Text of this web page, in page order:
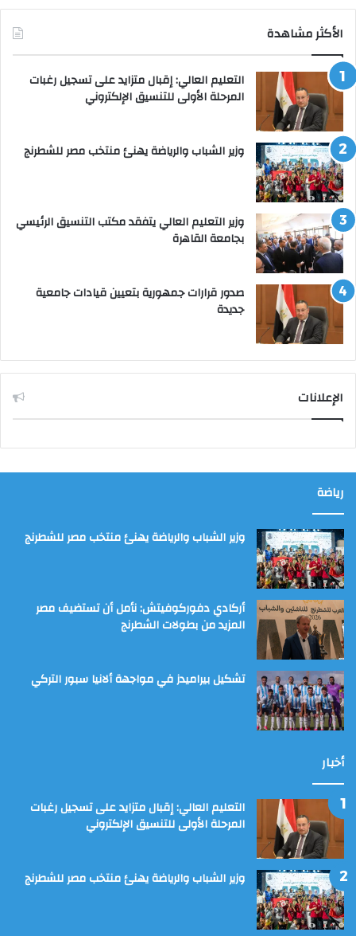
الأكثر مشاهدة
التعليم العالي: إقبال متزايد على تسجيل رغبات
المرحلة الأولى للتنسيق الإلكتروني
وزير الشباب والرياضة يهنئ منتخب مصر للشطرنج
وزير التعليم العالي يتفقد مكتب التنسيق الرئيسي
بجامعة القاهرة
صدور قرارات جمهورية بتعيين قيادات جامعية
جديدة
الإعلانات
رياضة
وزير الشباب والرياضة يهنئ منتخب مصر للشطرنج
أركادي دفوركوفيتش: نأمل أن تستضيف مصر
المزيد من بطولات الشطرنج
تشكيل بيراميدز في مواجهة ألانيا سبور التركي
أخبار
التعليم العالي: إقبال متزايد على تسجيل رغبات
المرحلة الأولى للتنسيق الإلكتروني
وزير الشباب والرياضة يهنئ منتخب مصر للشطرنج